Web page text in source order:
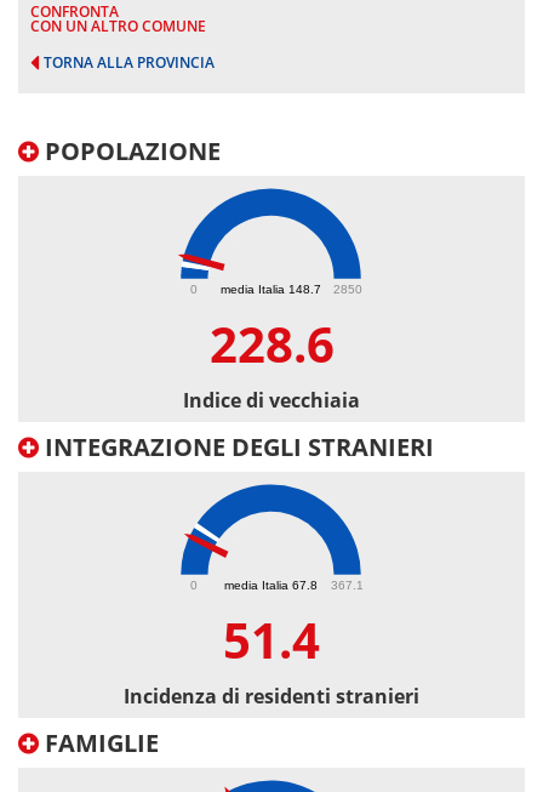
CONFRONTA
CON UN ALTRO COMUNE
TORNA ALLA PROVINCIA
POPOLAZIONE
media Italia 148.7
0 2850
228.6
Indice di vecchiaia
INTEGRAZIONE DEGLI STRANIERI
media Italia 67.8
0 367.1
51.4
Incidenza di residenti stranieri
FAMIGLIE